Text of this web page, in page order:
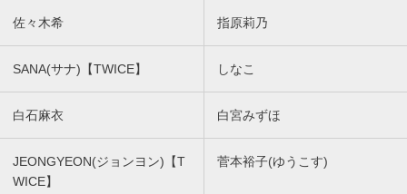
佐々木希 指原莉乃
SANA(サナ)【TWICE】 しなこ
白石麻衣 白宮みずほ
JEONGYEON(ジョンヨン)【T
WICE】
菅本裕子(ゆうこす)